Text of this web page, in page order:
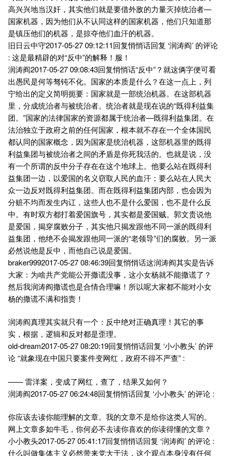
高兴兴地当汉奸，其实他们就是要借外敌的力量灭掉统治者—
国家机器，因为他们从不认同这样的国家机器，他们只知道那
是镇压他们的机器，是掠夺他们血汗的机器。
旧日云中守2017-05-27 09:12:11回复悄悄话回复 ‘润涛阎’ 的评论
: 这是最精辟的对“反中”的解释！服！
润涛阎2017-05-27 09:08:43回复悄悄话“反中”？就这俩字便可看
出愚民是何等驽钝不化。国家的本质是什么？在这一点上，列
宁给出的定义简明扼要：国家就是一部统治机器。在这部机器
里，分成统治者与被统治者。统治者就是现在说的“既得利益集
团。”国家的法律国家的资源都属于统治者—既得利益集团。在
法治独立于政府之前的任何国家，根本就不存在一个全体国民
都认同的国家概念，因为国家是统治机器，这部机器里的既得
利益集团与被统治者之间的矛盾是你死我活的。也就是说，没
有一个所谓的反中分子存在在这个地球上。他要么站在既得利
益集团一边，以爱国的名义窃取人民的血汗；要么站在人民大
众一边反对既得利益集团。而在既得利益集团内部，也会因为
分赃不均而发生内讧，这些人也不是什么爱国，也不是什么反
中。有时双方都打着爱国旗号，其实都是爱国贼。郭文贵说他
是爱国，揭穿腐败分子，其实他只揭发跟他不同一派的既得利
益集团，他绝不会揭发跟他同一派的“老领导”们的腐败。另一派
必然说他是反中，而他自己说是爱国。
braker9992017-05-27 08:46:39回复悄悄话这润涛阎其实是告诉
大家：为啥共产党能公开撒谎没事，这小女杨就不能撒谎了？
然后我润涛阎撒谎也是合情合理嘛！所以呢大家都不能对小女
杨的撒谎不满和指责！
润涛阎真理其实就只有一个：反中绝对正确真理！其它的事
实，根据，逻辑和反对都是歪理。
old-dream2017-05-27 08:20:19回复悄悄话回复 ‘小小教头’ 的评
论 “就象现在中国只要案件变网红，政府不得不严查” :
—— 雷洋案，变成了网红，查了，结果又如何？
润涛阎2017-05-27 06:24:48回复悄悄话回复 ‘小小教头’ 的评论 :
你应该去读你能理解的文章。我的文章不是给你这类人写的。
网上文章多如牛毛，你何必不去读你喜欢的你读得懂的文章？
小小教头2017-05-27 05:41:17回复悄悄话回复 ‘润涛阎’ 的评论 :
什么叫做集体主义必然带来党大于法，这个观点本身没有任何